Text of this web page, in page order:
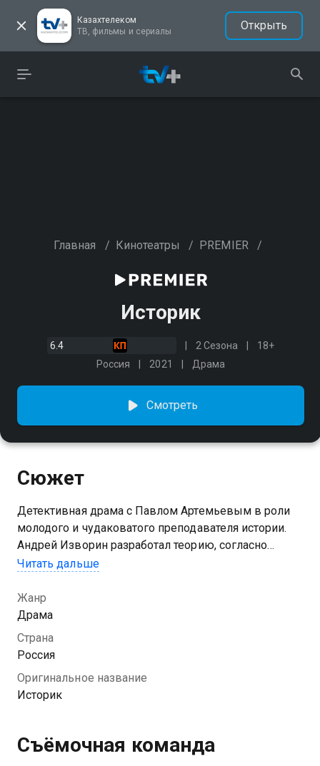
Казахтелеком
ТВ, фильмы и сериалы
Открыть
Главная / Кинотеатры / PREMIER /
Историк
6.4 2 Сезона
18+
Россия
2021 Драма
Смотреть
Сюжет
Детективная драма с Павлом Артемьевым в роли
молодого и чудаковатого преподавателя истории.
Андрей Изворин разработал теорию, согласно
которой все нераскрытые преступления, а также
имеют цикличность и могут повториться спустя
десятки или даже сотни лет. Свои гипотезы он
пытается доказать на практике и помогает Анне
Рыбаковой расследовать реальные дела.
Читать дальше
Жанр
Драма
Страна
Россия
Оригинальное название
Историк
Съёмочная команда